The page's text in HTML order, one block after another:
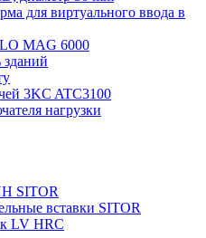
для виртуального ввода в
MAG 6000
зданий
3KC ATC3100
нагрузки
SITOR
вставки SITOR
LV HRC